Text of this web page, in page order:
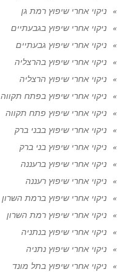
ניקוי אחרי שיפוץ רמת גן
ניקוי אחרי שיפוץ בגבעתיים
ניקוי אחרי שיפוץ גבעתיים
ניקוי אחרי שיפוץ בהרצליה
ניקוי אחרי שיפוץ הרצליה
ניקוי אחרי שיפוץ בפתח תקווה
ניקוי אחרי שיפוץ פתח תקווה
ניקוי אחרי שיפוץ בבני ברק
ניקוי אחרי שיפוץ בני ברק
ניקוי אחרי שיפוץ ברעננה
ניקוי אחרי שיפוץ רעננה
ניקוי אחרי שיפוץ ברמת השרון
ניקוי אחרי שיפוץ רמת השרון
ניקוי אחרי שיפוץ בנתניה
ניקוי אחרי שיפוץ נתניה
ניקוי אחרי שיפוץ בתל מונד